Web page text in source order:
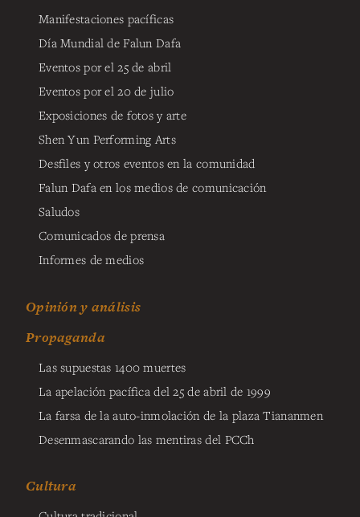
Manifestaciones pacíficas
Día Mundial de Falun Dafa
Eventos por el 25 de abril
Eventos por el 20 de julio
Exposiciones de fotos y arte
Shen Yun Performing Arts
Desfiles y otros eventos en la comunidad
Falun Dafa en los medios de comunicación
Saludos
Comunicados de prensa
Informes de medios
Opinión y análisis
Propaganda
Las supuestas 1400 muertes
La apelación pacífica del 25 de abril de 1999
La farsa de la auto-inmolación de la plaza Tiananmen
Desenmascarando las mentiras del PCCh
Cultura